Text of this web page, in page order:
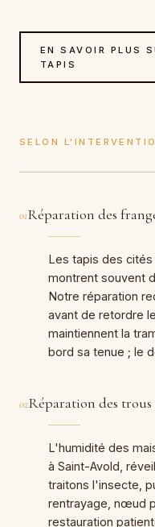
EN SAVOIR PLUS
TAPIS
SELON
01Réparation des
Les tapis des
montrent souvent
Notre réparation
avant de retordre
maintiennent la
bord sa tenue ; le
02Réparation des trous
L'humidité des
à Saint-Avold,
traitons l'insecte,
rentrayage, nœud
restauration